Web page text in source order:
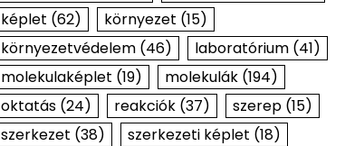
képlet (62) környezet (15)
környezetvédelem(46) laboratórium(41)
molekulaképlet (19) molekulák(194)
oktatás(24) reakciók(37) szerep(15)
szerkezet (38) szerkezeti képlet (18)